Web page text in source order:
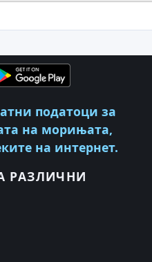
податоци за
на морињата,
на интернет.
РАЗЛИЧНИ